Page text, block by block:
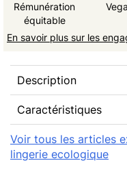
Rémunération
équitable
En savoir plus sur les
Description
Caractéristiques
Voir tous les articles
lingerie ecologique